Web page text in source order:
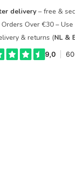
delivery – free &
Over €30 – Use
& returns (NL &